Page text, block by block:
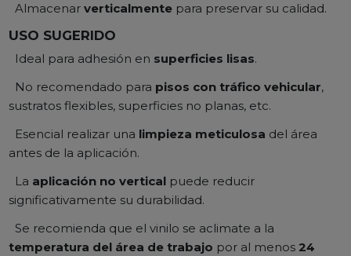
Almacenarverticalmente para preservar su calidad.
USO SUGERIDO
Ideal para adhesión en superficies lisas.
No recomendado para pisos con tráfico vehicular,
sustratos flexibles, superficies no planas, etc.
Esencial realizar una limpieza meticulosa del área
antes de la aplicación.
La aplicación no vertical puede reducir
significativamente su durabilidad.
Se recomienda que el vinilo se aclimate a la
temperatura del área de trabajo por al menos 24